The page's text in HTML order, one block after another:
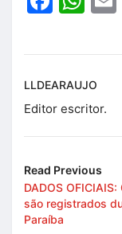
LLDEARAUJO
Editor escritor.
Read Previous
DADOS
são registrados
Paraíba